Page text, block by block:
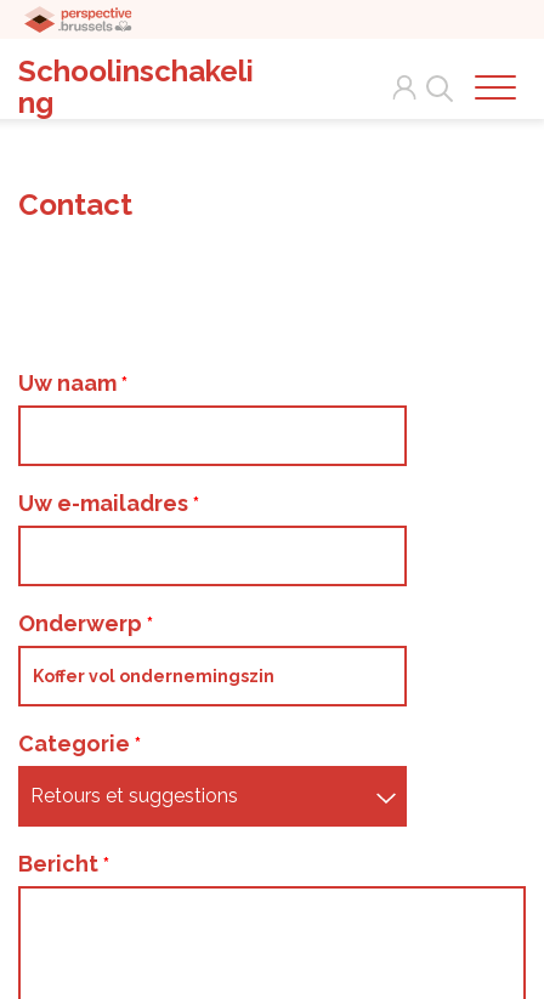
Schoolinschakeli
ng
Search
Contact
Uw naam
Uw e-mailadres
Onderwerp
Categorie
Bericht